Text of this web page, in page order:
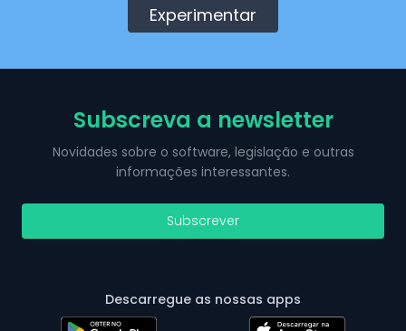
Experimentar
Subscreva a newsletter
Novidades sobre o software, legislação e outras
informações interessantes.
Subscrever
Descarregue as nossas apps